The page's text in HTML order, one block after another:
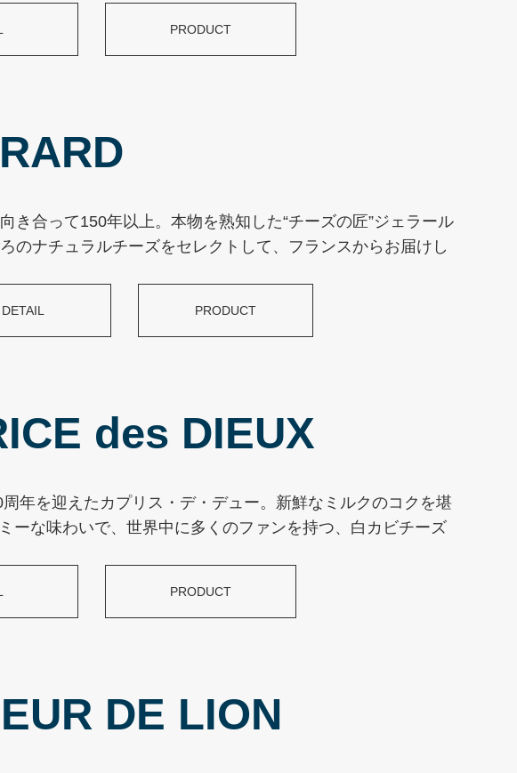
PRODUCT
き合って150年以上。本物を熟知した“チーズの匠”ジェラール
のナチュラルチーズをセレクトして、フランスからお届けし
DETAIL PRODUCT
des DIEUX
年を迎えたカプリス・デ・デュー。新鮮なミルクのコクを堪
ーな味わいで、世界中に多くのファンを持つ、白カビチーズ
PRODUCT
DE LION